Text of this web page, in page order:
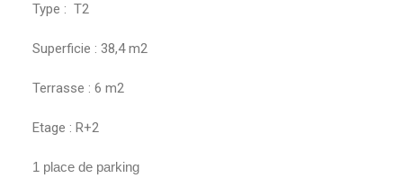
Type : T2
Superficie : 38,4 m2
Terrasse : 6 m2
Etage : R+2
1 place de parking